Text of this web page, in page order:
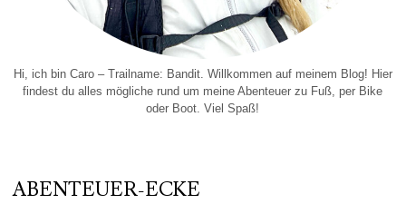
Hi, ich bin Caro – Trailname: Bandit. Willkommen auf meinem Blog! Hier
findest du alles mögliche rund um meine Abenteuer zu Fuß, per Bike
oder Boot. Viel Spaß!
ABENTEUER-ECKE